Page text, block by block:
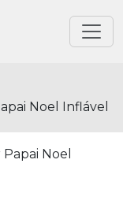
Noel Inflável